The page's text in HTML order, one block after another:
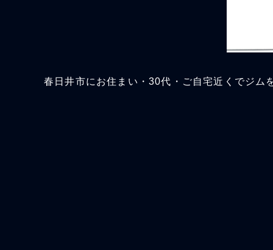
春日井市にお住まい・30代・ご自宅近くでジム